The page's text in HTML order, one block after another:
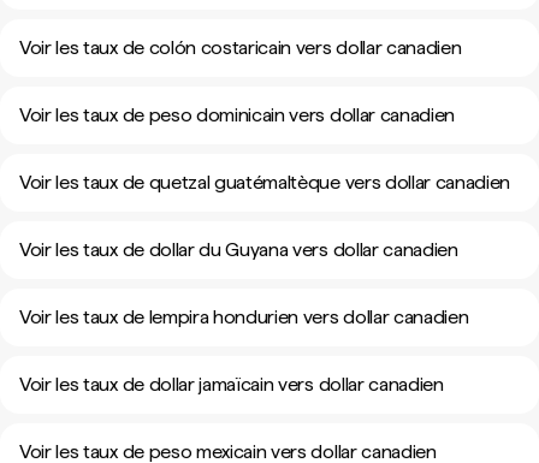
Voir les taux de colón costaricain vers dollar canadien
Voir les taux de peso dominicain vers dollar canadien
Voir les taux de quetzal guatémaltèque vers dollar canadien
Voir les taux de dollar du Guyana vers dollar canadien
Voir les taux de lempira hondurien vers dollar canadien
Voir les taux de dollar jamaïcain vers dollar canadien
Voir les taux de peso mexicain vers dollar canadien